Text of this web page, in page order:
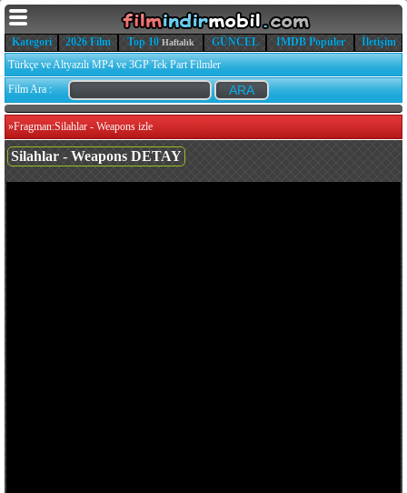
Kategori 2026 Film Top 10 Haftalık GÜNCEL IMDB Popüler
İletişim
Türkçe ve Altyazılı MP4 ve 3GP Tek Part Filmler
Film Ara :
»Fragman:Silahlar - Weapons izle
Silahlar - Weapons DETAY